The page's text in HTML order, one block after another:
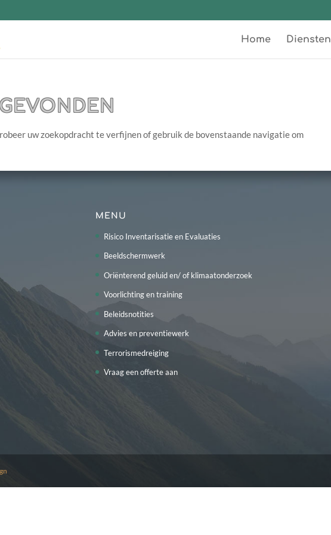
Home Diensten
uw zoekopdracht te verfijnen of gebruik de bovenstaande navigatie om
MENU
Risico Inventarisatie en Evaluaties
Beeldschermwerk
Oriënterend geluid en/ of klimaatonderzoek
Voorlichting en training
Beleidsnotities
Advies en preventiewerk
Terrorismedreiging
Vraag een offerte aan